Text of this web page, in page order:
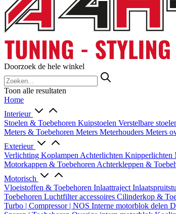
Doorzoek de hele winkel
Toon alle resultaten
Home
Interieur
Stoelen & Toebehoren Kuipstoelen Verstelbare
Meters & Toebehoren Meters Meterhouders Meters
Exterieur
Verlichting Koplampen Achterlichten Knipperlichten
Motorkappen & Toebehoren Achterkleppen &
Motorisch
Vloeistoffen & Toebehoren Inlaattraject
Toebehoren Luchtfilter accessoires Cilinderkop &
Turbo | Compressor | NOS Interne motorblok delen